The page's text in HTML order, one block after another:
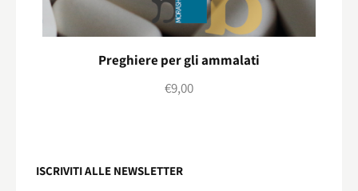
Preghiere per gli ammalati
€9,00
ISCRIVITI ALLE NEWSLETTER